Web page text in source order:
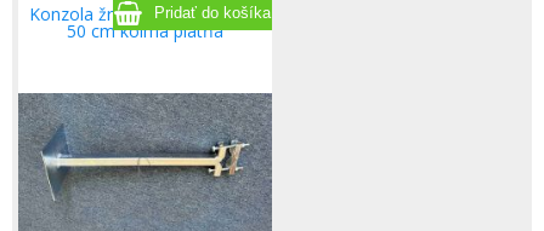
Konzola žraloková na kamery
50 cm kolmá platňa